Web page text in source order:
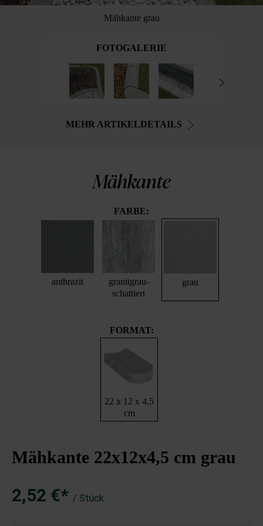
Mähkante grau
FOTOGALERIE
MEHR ARTIKELDETAILS
Mähkante
FARBE:
anthrazit
granitgrau-
schattiert
grau
FORMAT:
22 x 12 x 4,5
cm
Mähkante 22x12x4,5 cm grau
2,52 €* / Stück